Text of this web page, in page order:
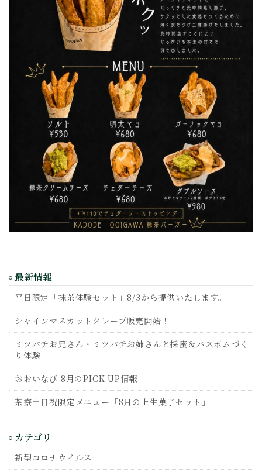
最新情報
平日限定「抹茶体験セット」8/3から提供いたします。
シャインマスカットクレープ販売開始！
ミツバチお兄さん・ミツバチお姉さんと採蜜＆バスボムづく
り体験
おおいなび 8月のPICK UP情報
茶寮土日祝限定メニュー「8月の上生菓子セット」
カテゴリ
新型コロナウイルス